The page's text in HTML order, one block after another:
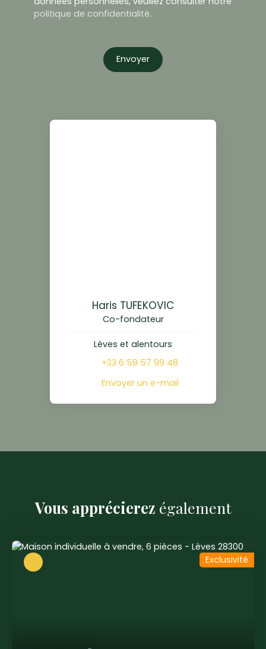
politique de confidentialité.
Envoyer
Haris TUFEKOVIC
Co-fondateur
Lèves et alentours
+33 6 59 57 99 48
Envoyer un e-mail
Vous apprécierez également
Exclusivité